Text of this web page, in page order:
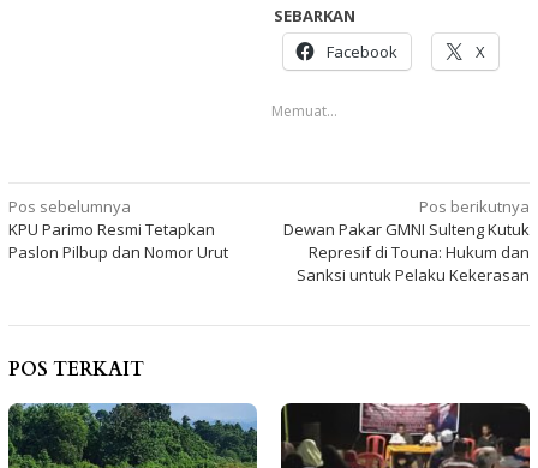
SEBARKAN
Facebook
X
Memuat...
Navigasi
pos
Pos sebelumnya
KPU Parimo Resmi Tetapkan
Paslon Pilbup dan Nomor Urut
Pos berikutnya
Dewan Pakar GMNI Sulteng Kutuk
Represif di Touna: Hukum dan
Sanksi untuk Pelaku Kekerasan
POS TERKAIT